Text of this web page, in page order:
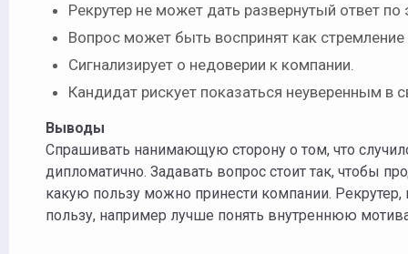
Рекрутер не может дать развернутый ответ
Вопрос может быть воспринят как
Сигнализирует о недоверии к компании.
Кандидат рискует показаться неуверенным в
Выводы
Спрашивать нанимающую сторону о том, что
дипломатично. Задавать вопрос стоит так, чтобы
какую пользу можно принести компании.
пользу, например лучше понять внутреннюю